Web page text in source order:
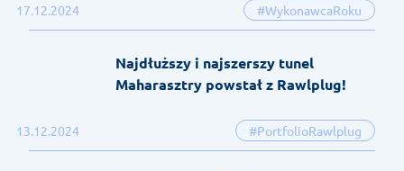
17.12.2024 #WykonawcaRoku
13.12.2024 #PortfolioRawlplug
Najdłuższy i najszerszy tunel
Maharasztry powstał z Rawlplug!